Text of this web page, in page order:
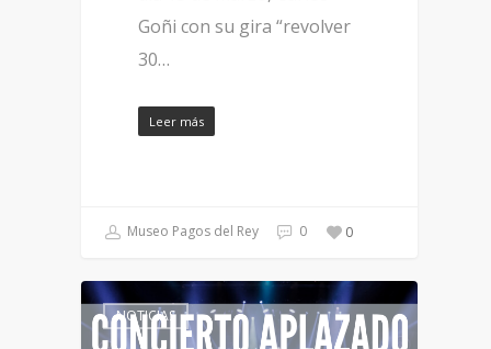
Goñi con su gira “revolver
30…
Leer más
Museo Pagos del Rey 0 0
NOTICIAS